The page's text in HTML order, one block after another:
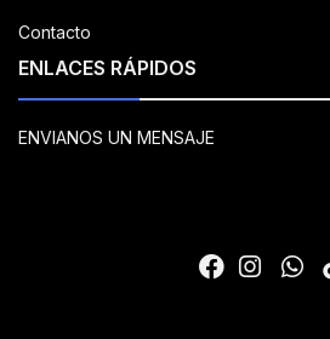
Contacto
ENLACES RÁPIDOS
ENVIANOS UN MENSAJE